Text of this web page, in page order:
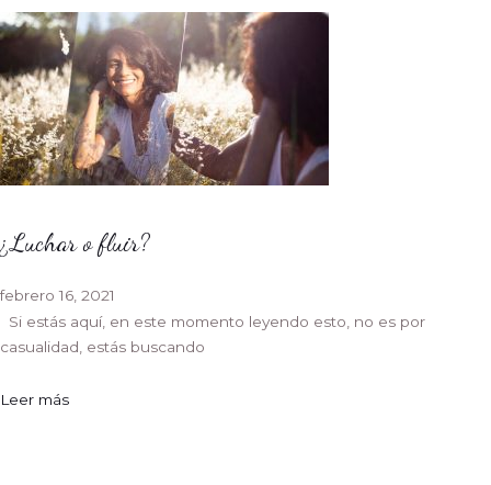
¿Luchar o fluir?
febrero 16, 2021
Si estás aquí, en este momento leyendo esto, no es por
casualidad, estás buscando
Leer más